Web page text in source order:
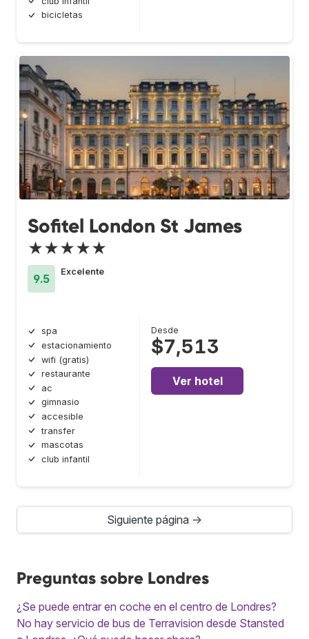
bicicletas
Sofitel London St James
★★★★★
9.5
Excelente
spa
estacionamiento
wifi (gratis)
restaurante
ac
gimnasio
accesible
transfer
mascotas
club infantil
Desde
$7,513
Ver hotel
Siguiente página →
Preguntas sobre Londres
¿Se puede entrar en coche en el centro de Londres?
No hay servicio de bus de Terravision desde Stansted